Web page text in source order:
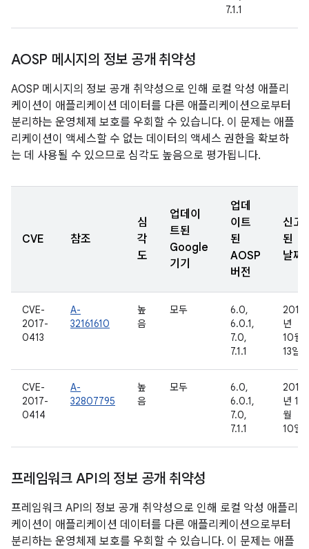
7.1.1
AOSP 메시지의 정보 공개 취약성
AOSP 메시지의 정보 공개 취약성으로 인해 로컬 악성 애플리
케이션이 애플리케이션 데이터를 다른 애플리케이션으로부터
분리하는 운영체제 보호를 우회할 수 있습니다. 이 문제는 애플
리케이션이 액세스할 수 없는 데이터의 액세스 권한을 확보하
는 데 사용될 수 있으므로 심각도 높음으로 평가됩니다.
CVE 참조
심
각
도
업데이
트된
Google
기기
업데
이트
된
AOSP
버전
신고
된
날짜
CVE-
2017-
0413
A-
32161610
높
음
모두
6.0,
6.0.1,
7.0,
7.1.1
2016
년
10월
13일
CVE-
2017-
0414
A-
32807795
높
음
모두
6.0,
6.0.1,
7.0,
7.1.1
2016
년 11
월
10일
프레임워크 API의 정보 공개 취약성
프레임워크 API의 정보 공개 취약성으로 인해 로컬 악성 애플리
케이션이 애플리케이션 데이터를 다른 애플리케이션으로부터
분리하는 운영체제 보호를 우회할 수 있습니다. 이 문제는 애플